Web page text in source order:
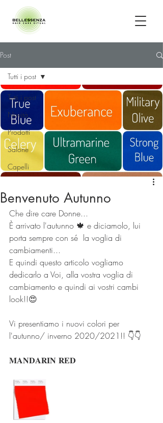
Post
Tutti i post
Novità
Prodotti
Salone
Capelli
Tutti i post
Benvenuto Autunno
Che dire care Donne...
È arrivato l'autunno 🍁 e diciamolo, lui
porta sempre con sé  la voglia di
cambiamenti...
E quindi questo articolo vogliamo
dedicarlo a Voi, alla vostra voglia di
cambiamento e quindi ai vostri cambi
look!!😍
Vi presentiamo i nuovi colori per
l'autunno/ inverno 2020/2021!! 👇👇
𝐌𝐀𝐍𝐃𝐀𝐑𝐈𝐍 𝐑𝐄𝐃